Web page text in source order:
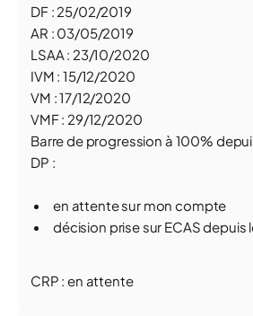
DF : 25/02/2019
AR : 03/05/2019
LSAA : 23/10/2020
IVM : 15/12/2020
VM : 17/12/2020
VMF : 29/12/2020
Barre de progression à 100%
DP :
en attente sur mon compte
décision prise sur ECAS depuis
CRP : en attente